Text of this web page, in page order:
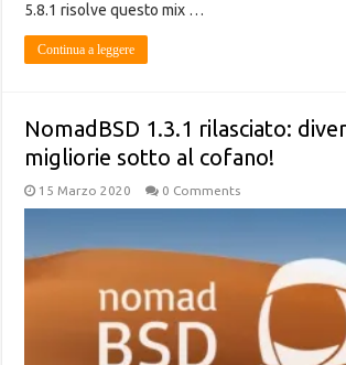
5.8.1 risolve questo mix …
Continua a leggere
NomadBSD 1.3.1 rilasciato:
migliorie sotto al cofano!
15 Marzo 2020 0 Comments